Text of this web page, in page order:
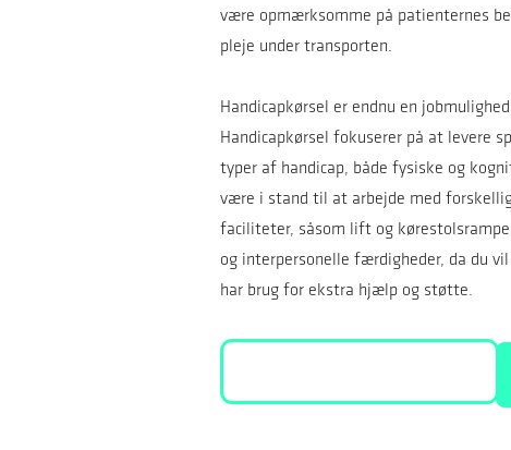
være opmærksomme på patienternes
pleje under transporten.
Handicapkørsel er endnu en
Handicapkørsel fokuserer på at levere
typer af handicap, både fysiske og
være i stand til at arbejde med
faciliteter, såsom lift og
og interpersonelle færdigheder, da du
har brug for ekstra hjælp og støtte.
Søgning
dette